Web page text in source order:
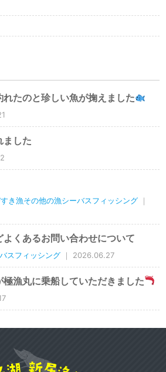
れたのと珍しい魚が掬えました
ました
き漁その他の漁シーバスフィッシング
｜
くあるお問い合わせについて
スフィッシング ｜ 2026.06.27
漁丸に乗船していただきました